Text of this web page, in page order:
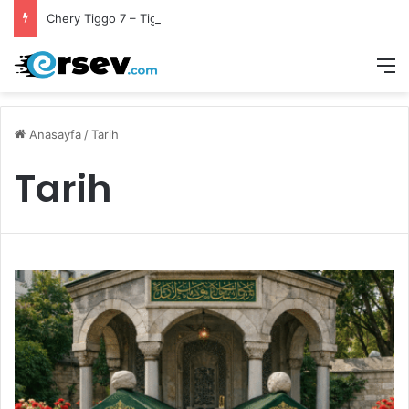
Chery Tiggo 7 – Tiggo 8 – Omoda 5 Ön Fren Balata Takımı
Anasayfa /Tarih
Tarih